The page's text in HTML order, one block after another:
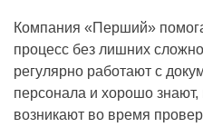
Компания «Перший»
процесс без лишних
регулярно работают с
персонала и хорошо
возникают во время